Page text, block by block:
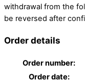
withdrawal from the
be reversed after
Order details
Order number:
Order date: